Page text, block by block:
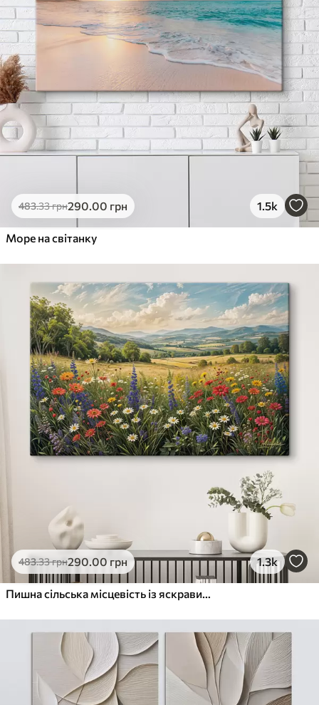
483.33грн290.00 грн 1.5k
Море на світанку
483.33грн290.00 грн 1.3k
Пишна сільська місцевість із яскравим лугом диких квітів, наповненим різнокольоровими квітами під хмарним небом